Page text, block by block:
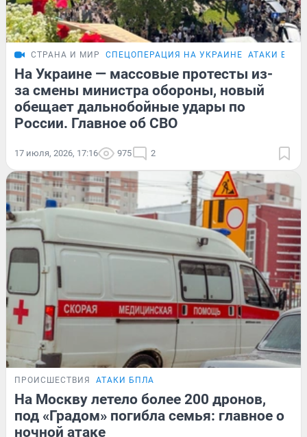
СТРАНА И МИР СПЕЦОПЕРАЦИЯ НА УКРАИНЕ АТАКИ БПЛА
На Украине — массовые протесты из-
за смены министра обороны, новый
обещает дальнобойные удары по
России. Главное об СВО
17 июля, 2026, 17:16 975 2
ПРОИСШЕСТВИЯ АТАКИ БПЛА
На Москву летело более 200 дронов,
под «Градом» погибла семья: главное о
ночной атаке